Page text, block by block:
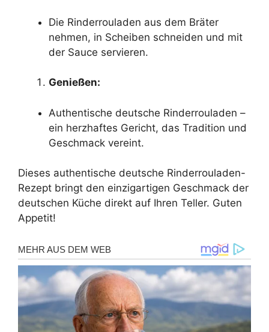
Die Rinderrouladen aus dem Bräter
nehmen, in Scheiben schneiden und mit
der Sauce servieren.
Genießen:
Authentische deutsche Rinderrouladen –
ein herzhaftes Gericht, das Tradition und
Geschmack vereint.
Dieses authentische deutsche Rinderrouladen-
Rezept bringt den einzigartigen Geschmack der
deutschen Küche direkt auf Ihren Teller. Guten
Appetit!